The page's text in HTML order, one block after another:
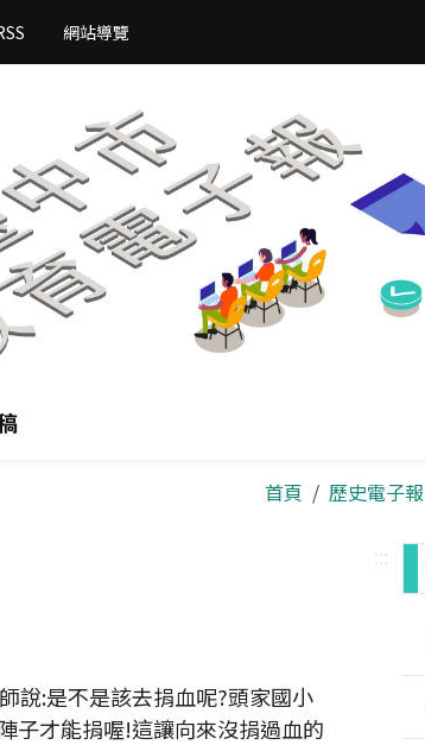
網站導覽
首頁 歷史電子報
:是不是該去捐血呢?頭家國小
子才能捐喔!這讓向來沒捐過血的
:::